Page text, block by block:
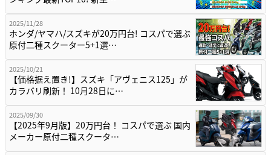
2025/11/28
ホンダ/ヤマハ/スズキが20万円台! コスパで選ぶ
原付二種スクーター5+1選…
2025/10/21
【価格据え置き!】スズキ「アヴェニス125」が
カラバリ刷新！ 10月28日に…
2025/09/30
【2025年9月版】20万円台！ コスパで選ぶ 国内
メーカー原付二種スクータ…